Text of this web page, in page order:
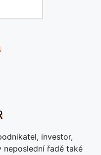
investor,
neposlední řadě také